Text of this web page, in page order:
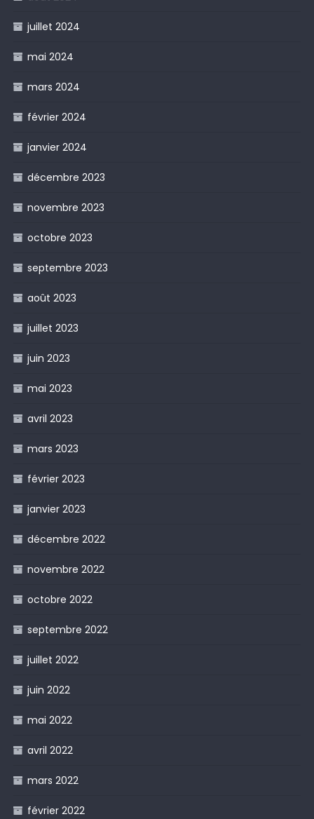
juillet 2024
mai 2024
mars 2024
février 2024
janvier 2024
décembre 2023
novembre 2023
octobre 2023
septembre 2023
août 2023
juillet 2023
juin 2023
mai 2023
avril 2023
mars 2023
février 2023
janvier 2023
décembre 2022
novembre 2022
octobre 2022
septembre 2022
juillet 2022
juin 2022
mai 2022
avril 2022
mars 2022
février 2022